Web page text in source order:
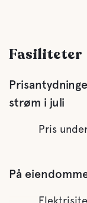
Fasiliteter
strøm i juli
Pris
På